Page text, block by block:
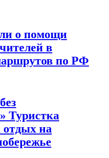
о помощи
в
по РФ
Туристка
отдых на